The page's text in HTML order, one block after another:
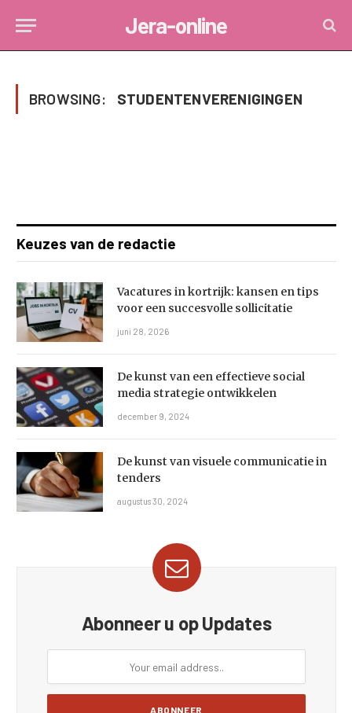
Jera-online
BROWSING: STUDENTENVERENIGINGEN
Keuzes van de redactie
Vacatures in kortrijk: kansen en tips
voor een succesvolle sollicitatie
juni 28, 2026
De kunst van een effectieve social
media strategie ontwikkelen
december 9, 2024
De kunst van visuele communicatie in
tenders
augustus 30, 2024
Abonneer u op Updates